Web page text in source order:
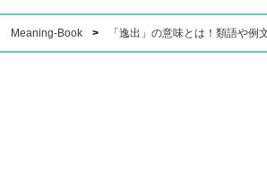
Meaning-Book 「逸出」の意味とは！類語や例